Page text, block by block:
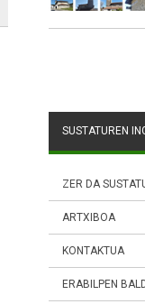
SUSTATUREN
ZER DA
ARTXIBOA
KONTAKTUA
ERABILPEN